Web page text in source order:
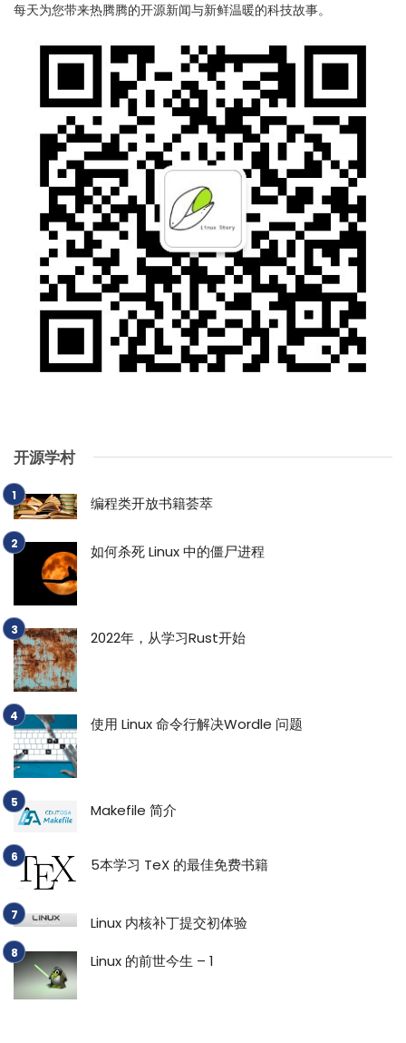
每天为您带来热腾腾的开源新闻与新鲜温暖的科技故事。
开源学村
编程类开放书籍荟萃
如何杀死 Linux 中的僵尸进程
2022年，从学习Rust开始
使用 Linux 命令行解决Wordle 问题
Makefile 简介
5本学习 TeX 的最佳免费书籍
Linux 内核补丁提交初体验
Linux 的前世今生 – 1